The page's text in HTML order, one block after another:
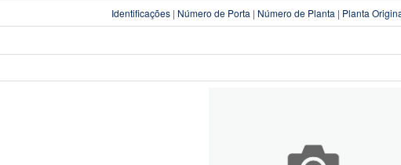
Identificações | Número de Porta | Número de Planta | Planta